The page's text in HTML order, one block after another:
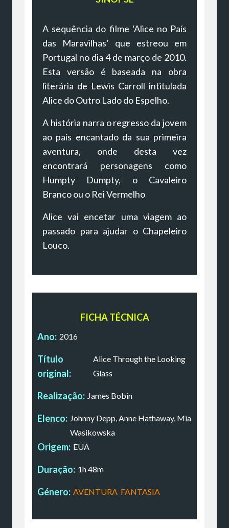
A sequência do filme ‘Alice no País
das Maravilhas’ que estreou em
Portugal no dia 4 de março de 2010.
Esta versão é baseada na obra
literária de Lewis Carroll intitulada
Alice do Outro Lado do Espelho.
A história narra o regresso da jovem
ao país encantado da sua primeira
aventura, onde desta vez
encontrará personagens como
Humpty Dumpty, o Cavaleiro
Branco ou o Rei Vermelho
Alice vai encetar uma viagem ao
passado para ajudar o Chapeleiro
Louco.
FICHA TÉCNICA
Ano: 2016
Título
original:
Alice Through the Looking
Glass
Realização: James Bobin
Elenco: Johnny Depp, Anne Hathaway, Mia
Wasikowska
Origem: EUA
Duração: 1h 48m
Género: AVENTURA FANTASIA